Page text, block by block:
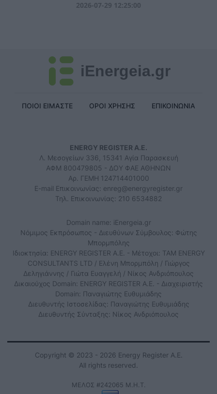
2026-07-29 12:25:00
iEnergeia.gr
ΠΟΙΟΙ ΕΙΜΑΣΤΕ ΟΡΟΙ ΧΡΗΣΗΣ ΕΠΙΚΟΙΝΩΝΙΑ
ENERGY REGISTER Α.Ε.
Λ. Μεσογείων 336, 15341 Αγία Παρασκευή
ΑΦΜ 800479805 - ΔΟΥ ΦΑΕ ΑΘΗΝΩΝ
Αρ. ΓΕΜΗ 124714401000
E-mail Επικοινωνίας: enreg@energyregister.gr
Τηλ. Επικοινωνίας: 210 6534882
Domain name: iEnergeia.gr
Νόμιμος Εκπρόσωπος - Διευθύνων Σύμβουλος: Φώτης
Μπορμπόλης
Ιδιοκτησία: ENERGY REGISTER Α.Ε. - Μέτοχοι: TAM ENERGY
CONSULTANTS LTD / Ελένη Μπορμπόλη / Γιώργος
Δεληγιάννης / Γιώτα Ευαγγελή / Νίκος Ανδριόπουλος
Δικαιούχος Domain: ENERGY REGISTER Α.Ε. - Διαχειριστής
Domain: Παναγιώτης Ευθυμιάδης
Διευθυντής Ιστοσελίδας: Παναγιώτης Ευθυμιάδης
Διευθυντής Σύνταξης: Νίκος Ανδριόπουλος
Copyright © 2023 - 2026 Energy Register Α.Ε.
All rights reserved.
ΜΕΛΟΣ #242065 Μ.Η.Τ.